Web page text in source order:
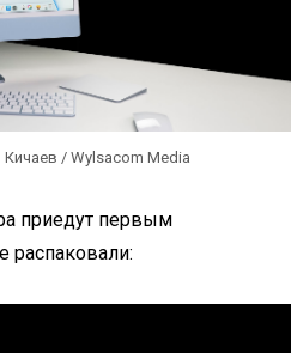
/ Wylsacom Media
приедут первым
распаковали: